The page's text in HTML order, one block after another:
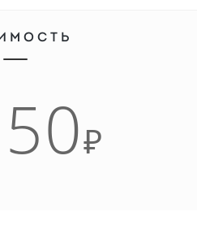
₽